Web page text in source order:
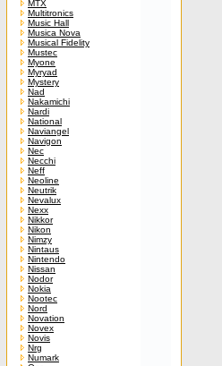
MTX
Multitronics
Music Hall
Musica Nova
Musical Fidelity
Mustec
Myone
Myryad
Mystery
Nad
Nakamichi
Nardi
National
Naviangel
Navigon
Nec
Necchi
Neff
Neoline
Neutrik
Nevalux
Nexx
Nikkor
Nikon
Nimzy
Nintaus
Nintendo
Nissan
Nodor
Nokia
Nootec
Nord
Novation
Novex
Novis
Nrg
Numark